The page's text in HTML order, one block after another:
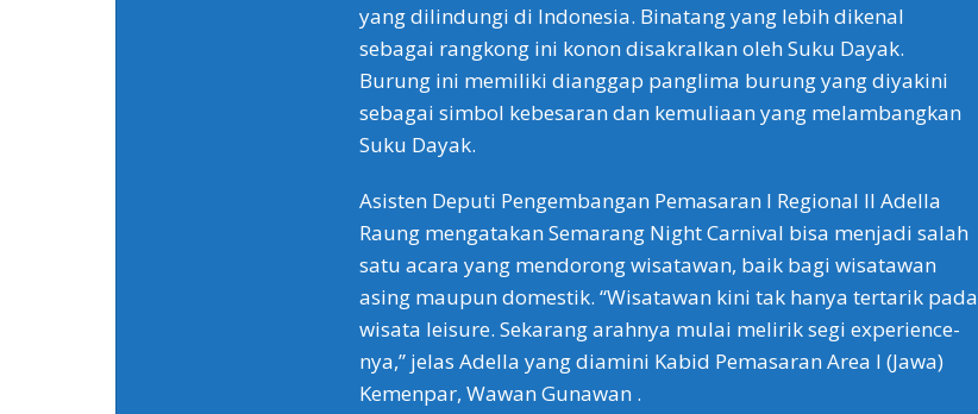
yang dilindungi di Indonesia. Binatang yang lebih dikenal
sebagai rangkong ini konon disakralkan oleh Suku Dayak.
Burung ini memiliki dianggap panglima burung yang diyakini
sebagai simbol kebesaran dan kemuliaan yang melambangkan
Suku Dayak.
Asisten Deputi Pengembangan Pemasaran I Regional II Adella
Raung mengatakan Semarang Night Carnival bisa menjadi salah
satu acara yang mendorong wisatawan, baik bagi wisatawan
asing maupun domestik. “Wisatawan kini tak hanya tertarik pada
wisata leisure. Sekarang arahnya mulai melirik segi experience-
nya,” jelas Adella yang diamini Kabid Pemasaran Area I (Jawa)
Kemenpar, Wawan Gunawan .